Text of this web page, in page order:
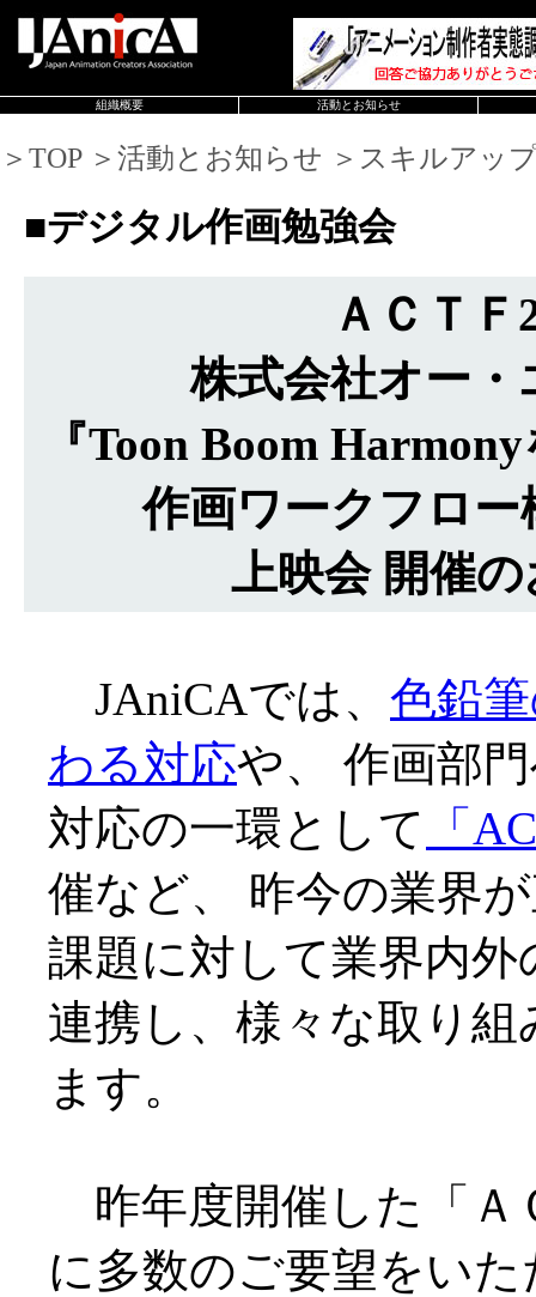
組織概要 活動とお知らせ
＞TOP ＞活動とお知らせ ＞スキルアッ
■デジタル作画勉強会
ＡＣＴＦ
株式会社オー・
『Toon Boom
作画ワークフロー
上映会 開催
JAniCAでは、 色鉛
わる対応や、 作画部
対応の一環として
「
催など、 昨今の業界
課題に対して業界内
連携し、様々な取り
ます。
昨年度開催した「Ａ
に多数のご要望をい